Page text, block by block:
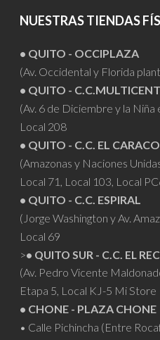
NUESTRAS TIENDAS
• QUITO - OCCIPLAZA
(Av. Occidental y Florida
• QUITO -
(Av. 6 de Diciembre y la Niña
Local 208
• QUITO - C.C. EL
(Amazonas y Naciones
Local 71, Local 103, Local
• QUITO - C.C. ESPIRAL
(Jorge Washington y Av.
Local 69
>• QUITO SUR - C.C. EL
(Av. Pedro Vicente
Etapa 5, Local KJ-5 Mi Store
• CHONE - PLAZA CHONE
• Calle Pichincha (Entre